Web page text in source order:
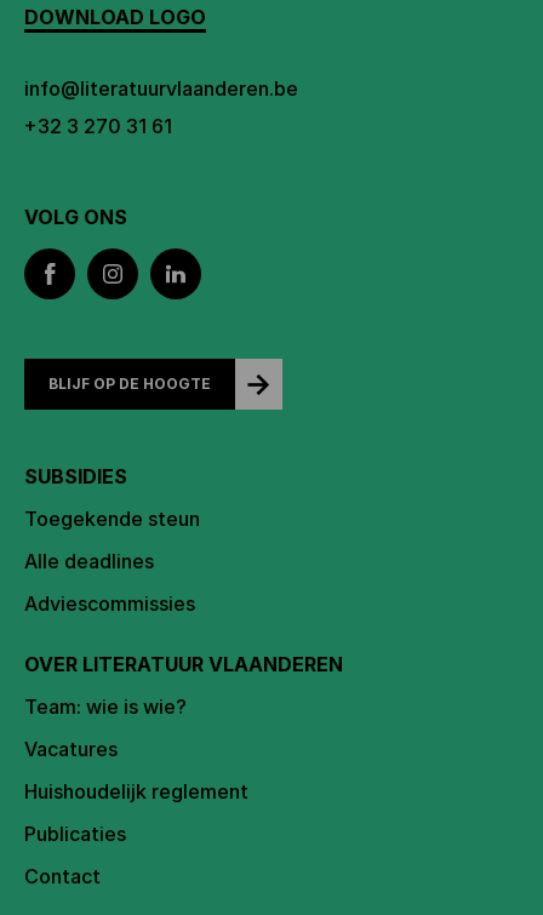
DOWNLOAD LOGO
info@literatuurvlaanderen.be
+32 3 270 31 61
VOLG ONS
BLIJF OP DE HOOGTE
SUBSIDIES
Toegekende steun
Alle deadlines
Adviescommissies
OVER LITERATUUR VLAANDEREN
Team: wie is wie?
Vacatures
Huishoudelijk reglement
Publicaties
Contact